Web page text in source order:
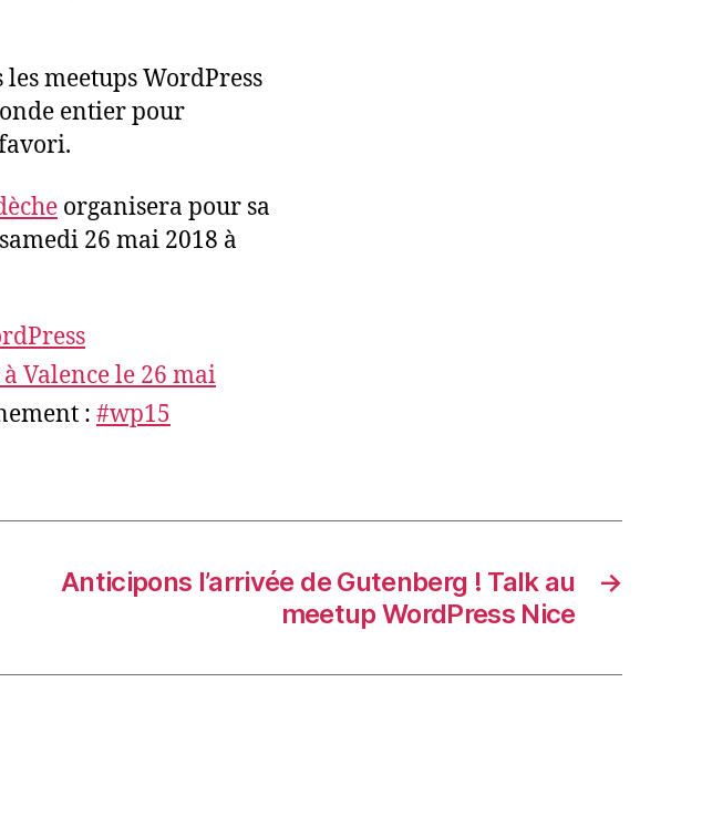
meetups WordPress
entier pour
organisera pour sa
26 mai 2018 à
Valence le 26 mai
: #wp15
→
Anticipons l’arrivée de Gutenberg ! Talk au
meetup WordPress Nice